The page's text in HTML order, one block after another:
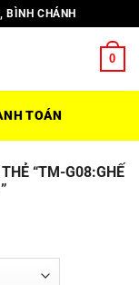
BÌNH CHÁNH
0
TOÁN
“TM-G08:GHẾ